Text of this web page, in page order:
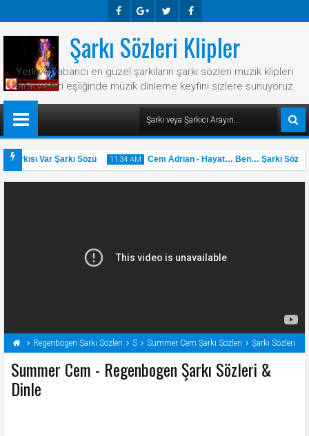
Ook E-
Plus
R Ook
Şarkı Sözleri Klipler
Yerli ve yabancı en güzel şarkıların şarkı sözleri müzik klipleri
karaokeleri eşliğinde müzik dinleme keyfini sizlere sunuyoruz.
Var Şarkı Sözü 11:34 AM
31 May
2025
Cem Adrian - Hayat… Ben… Şarkı Sözü
Regenbogen Şarkı Sözleri S Summer Cem Şarkı Sözleri Şarkı Sözleri
Summer Cem - Regenbogen Şarkı Sözleri &
Dinle